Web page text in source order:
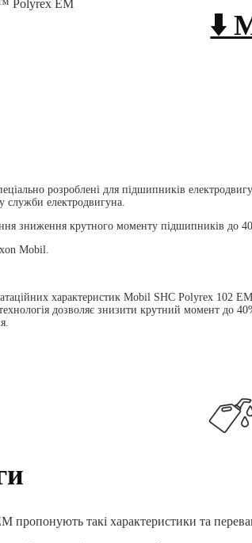
Polyrex EM
⬇️
розроблені для підшипників
служби електродвигуна.
зниження крутного моменту підшипників до
Mobil.
характеристик Mobil SHC Polyrex 102
дозволяє знизити крутний момент до
такі характеристики та